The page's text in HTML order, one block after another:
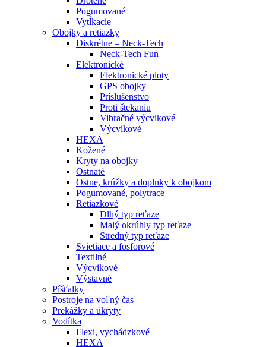
Pogumované
Vytĺkacie
Obojky a retiazky
Diskrétne – Neck-Tech
Neck-Tech Fun
Elektronické
Elektronické ploty
GPS obojky
Príslušenstvo
Proti štekaniu
Vibračné výcvikové
Výcvikové
HEXA
Kožené
Kryty na obojky
Ostnaté
Ostne, krúžky a doplnky k obojkom
Pogumované, polytrace
Retiazkové
Dlhý typ reťaze
Malý okrúhly typ reťaze
Stredný typ reťaze
Svietiace a fosforové
Textilné
Výcvikové
Výstavné
Píšťalky
Postroje na voľný čas
Prekážky a úkryty
Vodítka
Flexi, vychádzkové
HEXA